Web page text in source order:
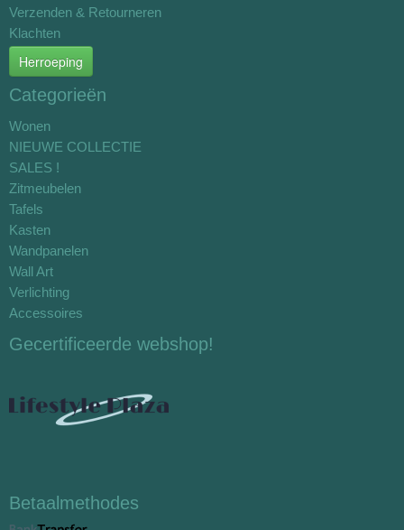
Verzenden & Retourneren
Klachten
Herroeping
Categorieën
Wonen
NIEUWE COLLECTIE
SALES !
Zitmeubelen
Tafels
Kasten
Wandpanelen
Wall Art
Verlichting
Accessoires
Gecertificeerde webshop!
Betaalmethodes